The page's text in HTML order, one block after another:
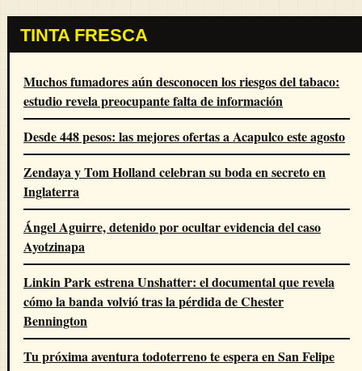
TINTA FRESCA
Muchos fumadores aún desconocen los riesgos del tabaco:
estudio revela preocupante falta de información
Desde 448 pesos: las mejores ofertas a Acapulco este agosto
Zendaya y Tom Holland celebran su boda en secreto en
Inglaterra
Ángel Aguirre, detenido por ocultar evidencia del caso
Ayotzinapa
Linkin Park estrena Unshatter: el documental que revela
cómo la banda volvió tras la pérdida de Chester
Bennington
Tu próxima aventura todoterreno te espera en San Felipe